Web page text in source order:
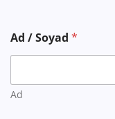
Ad / Soyad*
Ad